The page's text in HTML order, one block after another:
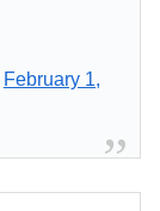
February 1,